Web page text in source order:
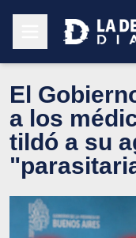
El
a los
tildó a su